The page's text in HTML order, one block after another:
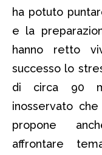
ha potuto
e la
hanno retto
successo lo
di circa 90
inosservato
propone
affrontare